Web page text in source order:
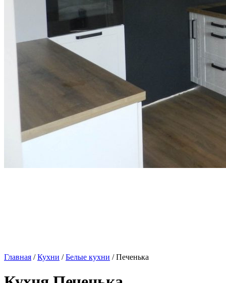
Главная /Кухни /Белые кухни / Печенька